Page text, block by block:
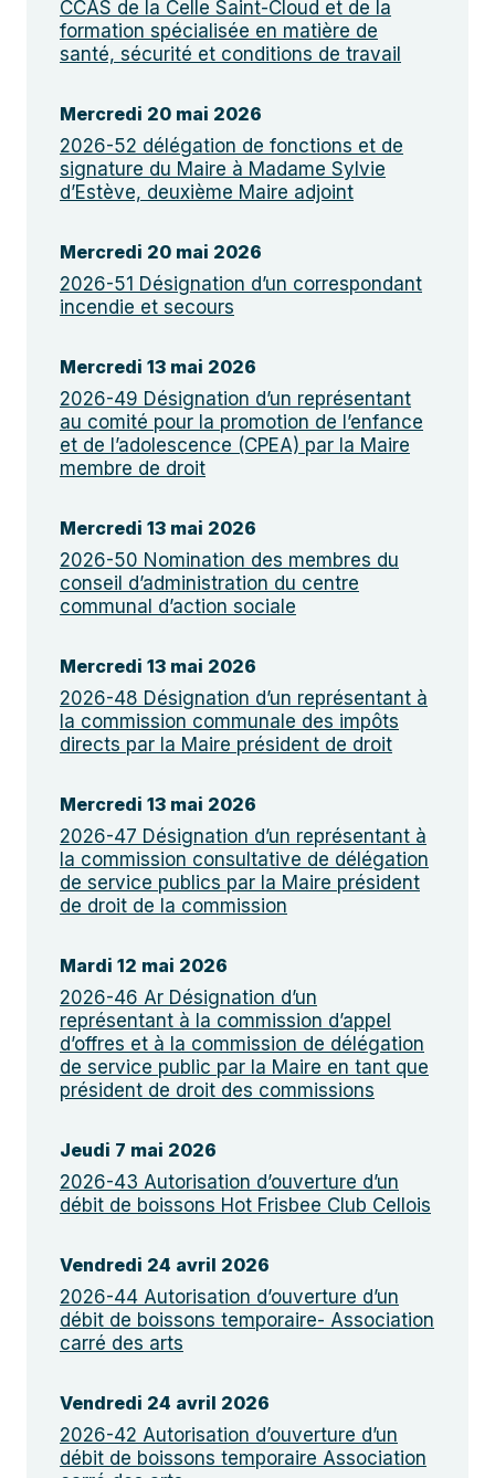
CCAS de la Celle Saint-Cloud et de la
formation spécialisée en matière de
santé, sécurité et conditions de travail
Mercredi 20 mai 2026
2026-52 délégation de fonctions et de
signature du Maire à Madame Sylvie
d’Estève, deuxième Maire adjoint
Mercredi 20 mai 2026
2026-51 Désignation d’un correspondant
incendie et secours
Mercredi 13 mai 2026
2026-49 Désignation d’un représentant
au comité pour la promotion de l’enfance
et de l’adolescence (CPEA) par la Maire
membre de droit
Mercredi 13 mai 2026
2026-50 Nomination des membres du
conseil d’administration du centre
communal d’action sociale
Mercredi 13 mai 2026
2026-48 Désignation d’un représentant à
la commission communale des impôts
directs par la Maire président de droit
Mercredi 13 mai 2026
2026-47 Désignation d’un représentant à
la commission consultative de délégation
de service publics par la Maire président
de droit de la commission
Mardi 12 mai 2026
2026-46 Ar Désignation d’un
représentant à la commission d’appel
d’offres et à la commission de délégation
de service public par la Maire en tant que
président de droit des commissions
Jeudi 7 mai 2026
2026-43 Autorisation d’ouverture d’un
débit de boissons Hot Frisbee Club Cellois
Vendredi 24 avril 2026
2026-44 Autorisation d’ouverture d’un
débit de boissons temporaire- Association
carré des arts
Vendredi 24 avril 2026
2026-42 Autorisation d’ouverture d’un
débit de boissons temporaire Association